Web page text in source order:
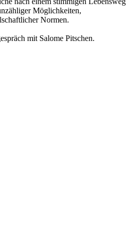
Möglichkeiten,
Normen.
mit Salome Pitschen.